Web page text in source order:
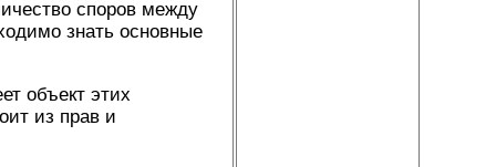
споров между
знать основные
объект этих
из прав и